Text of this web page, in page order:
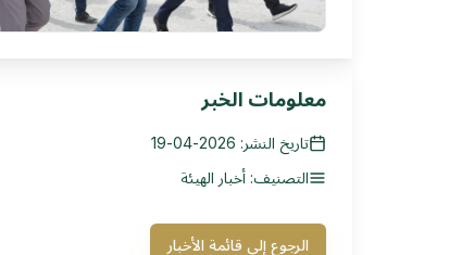
معلومات الخبر
تاريخ النشر: 2026-04-19
التصنيف: أخبار الهيئة
الرجوع إلى قائمة الأخبار